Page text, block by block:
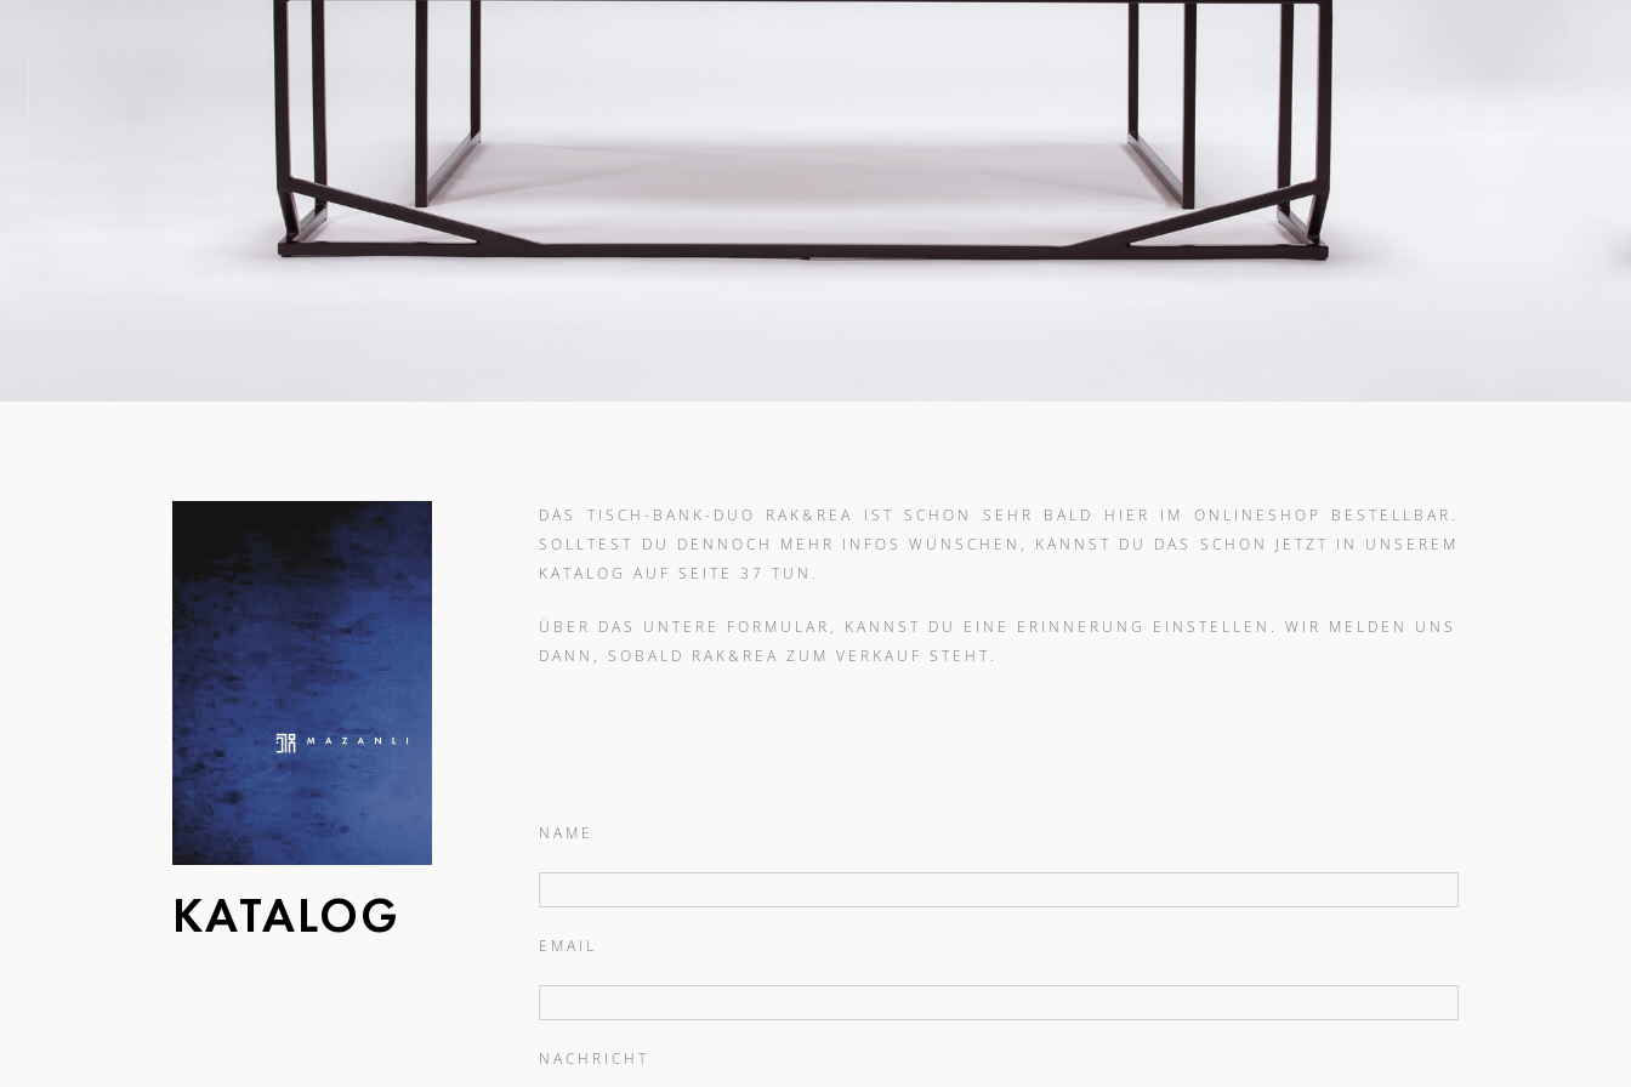
KATALOG
DAS TISCH-BANK-DUO RAK&REA IST SCHON SEHR BALD HIER IM ONLINESHOP BESTELLBAR.
SOLLTEST DU DENNOCH MEHR INFOS WÜNSCHEN, KANNST DU DAS SCHON JETZT IN UNSEREM
KATALOG AUF SEITE 37 TUN.
ÜBER DAS UNTERE FORMULAR, KANNST DU EINE ERINNERUNG EINSTELLEN. WIR MELDEN UNS
DANN, SOBALD RAK&REA ZUM VERKAUF STEHT.
NAME
EMAIL
NACHRICHT